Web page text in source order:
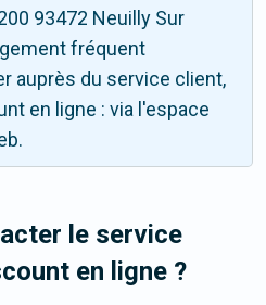
93472 Neuilly Sur
fréquent
auprès du service client,
en ligne : via l'espace
le service
en ligne ?